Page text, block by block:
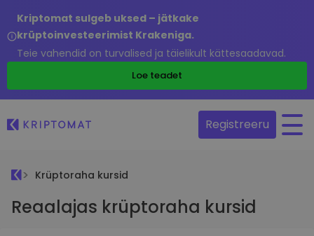
Kriptomat sulgeb uksed – jätkake
krüptoinvesteerimist Krakeniga.
Teie vahendid on turvalised ja täielikult kättesaadavad.
Loe teadet
Registreeru
Krüptoraha kursid
Reaalajas krüptoraha kursid